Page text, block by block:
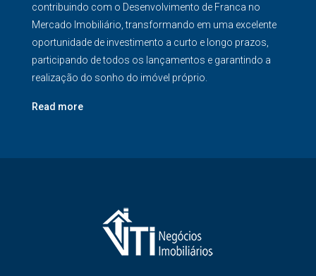
contribuindo com o Desenvolvimento de Franca no
Mercado Imobiliário, transformando em uma excelente
oportunidade de investimento a curto e longo prazos,
participando de todos os lançamentos e garantindo a
realização do sonho do imóvel próprio.
Read more